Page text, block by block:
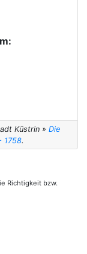
Küstrin » Die
1758.
Richtigkeit bzw.